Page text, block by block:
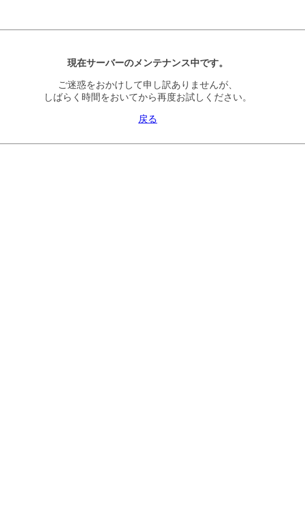
現在サーバーのメンテナンス中です。
ご迷惑をおかけして申し訳ありませんが、
しばらく時間をおいてから再度お試しください。
戻る